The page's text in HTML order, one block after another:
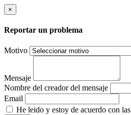
×
Reportar un problema
Motivo
Mensaje
Nombre del creador del mensaje
Email
He leido y estoy de acuerdo con las